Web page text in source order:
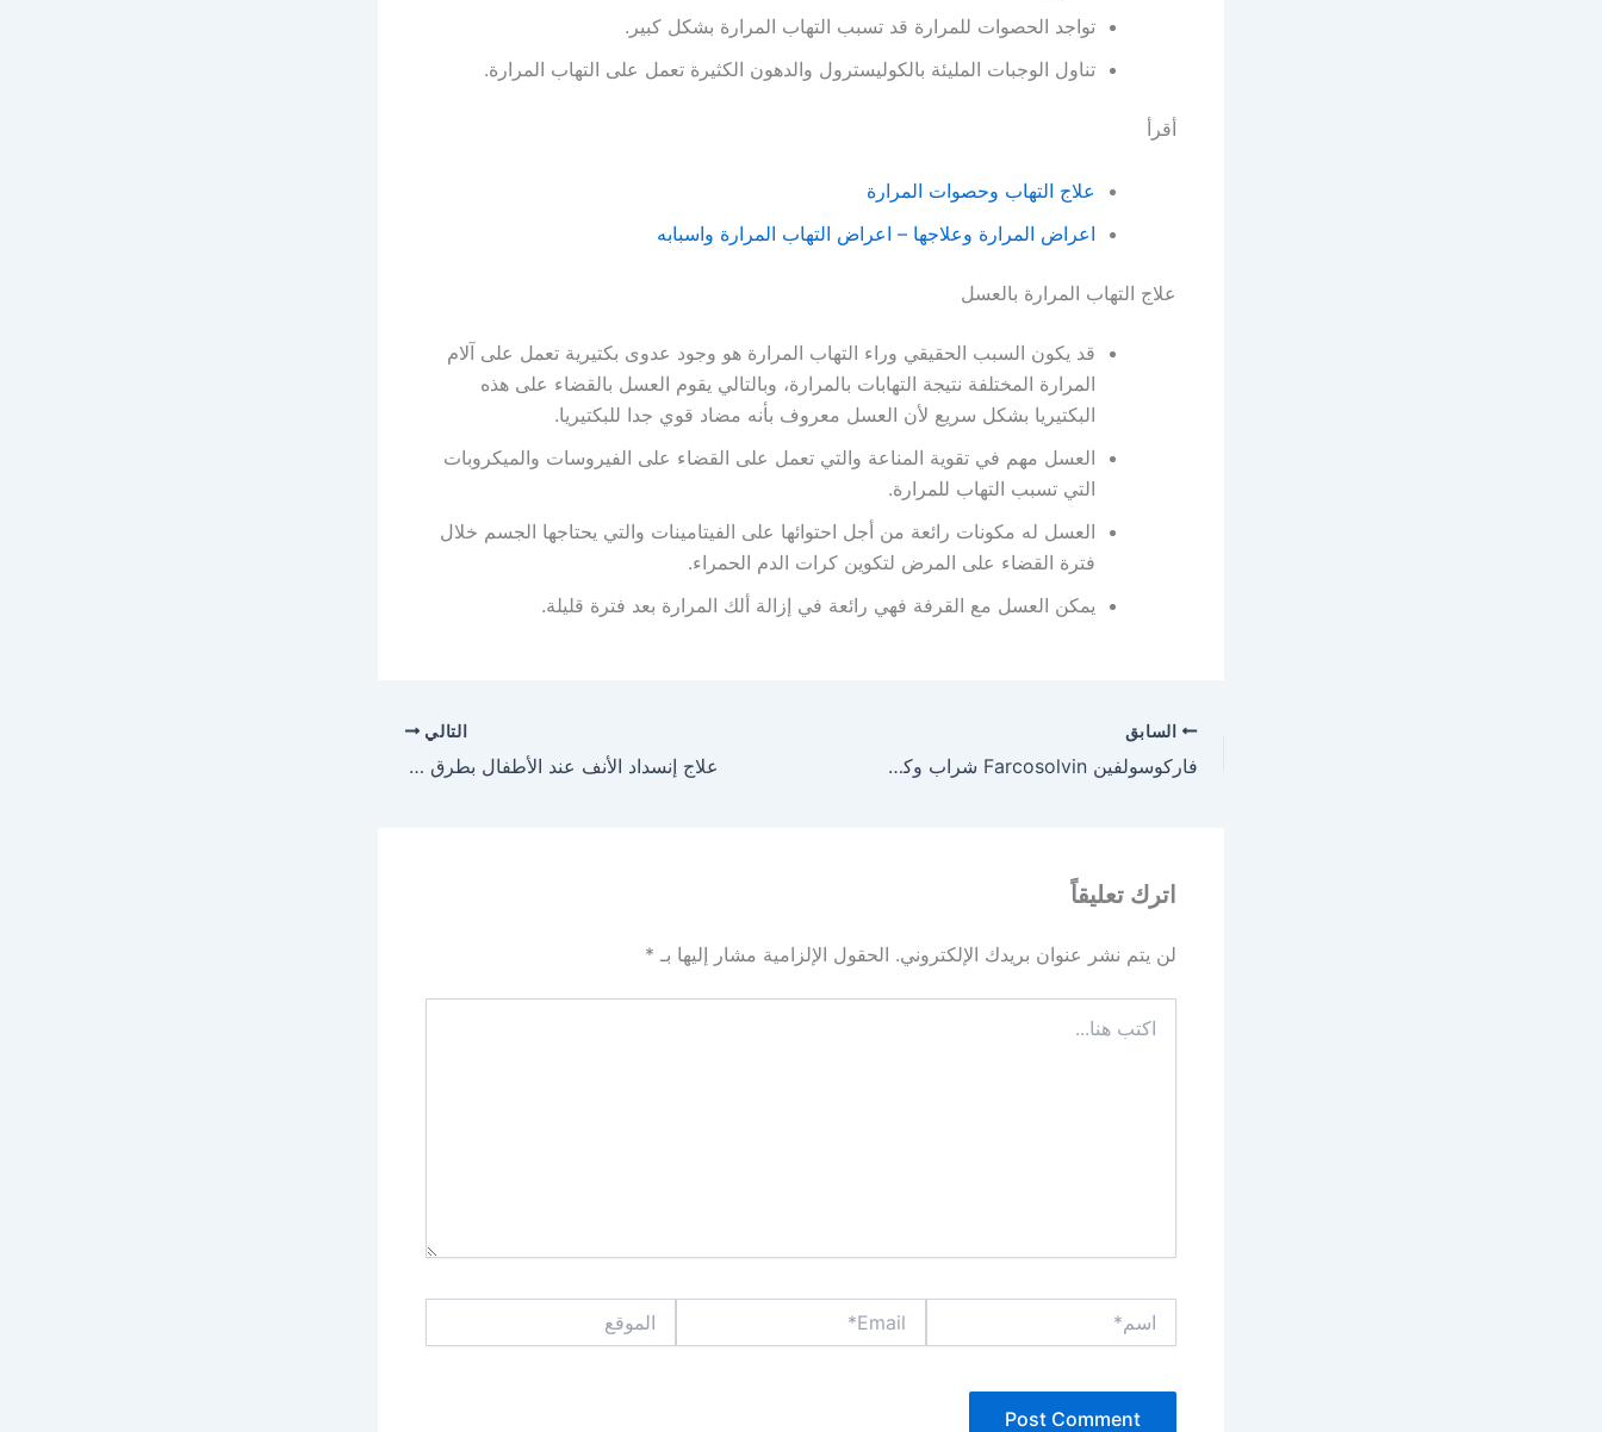
تواجد الحصوات للمرارة قد تسبب التهاب المرارة بشكل كبير.
تناول الوجبات المليئة بالكوليسترول والدهون الكثيرة تعمل على التهاب المرارة.
أقرأ
علاج التهاب وحصوات المرارة
اعراض المرارة وعلاجها – اعراض التهاب المرارة واسبابه
علاج التهاب المرارة بالعسل
قد يكون السبب الحقيقي وراء التهاب المرارة هو وجود عدوى بكتيرية تعمل على آلام
المرارة المختلفة نتيجة التهابات بالمرارة، وبالتالي يقوم العسل بالقضاء على هذه
البكتيريا بشكل سريع لأن العسل معروف بأنه مضاد قوي جدا للبكتيريا.
العسل مهم في تقوية المناعة والتي تعمل على القضاء على الفيروسات والميكروبات
التي تسبب التهاب للمرارة.
العسل له مكونات رائعة من أجل احتوائها على الفيتامينات والتي يحتاجها الجسم خلال
فترة القضاء على المرض لتكوين كرات الدم الحمراء.
يمكن العسل مع القرفة فهي رائعة في إزالة ألك المرارة بعد فترة قليلة.
السابق
فاركوسولفين Farcosolvin شراب وكبسول والآثار الجانبية
التالي
علاج إنسداد الأنف عند الأطفال بطرق طبيعية مضمونة وفعالة
اترك تعليقاً
لن يتم نشر عنوان بريدك الإلكتروني. الحقول الإلزامية مشار إليها بـ *
هنا...